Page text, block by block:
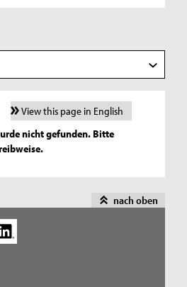
View this page in English
nicht gefunden. Bitte
nach oben